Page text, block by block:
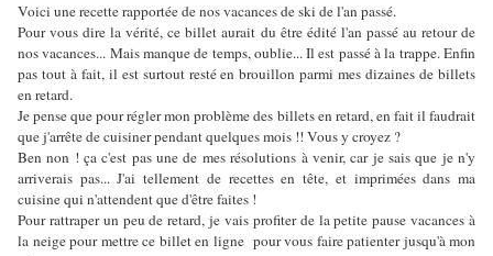
Voici une recette rapportée de nos vacances de ski de l'an passé.
Pour vous dire la vérité, ce billet aurait du être édité l'an passé au retour de
nos vacances... Mais manque de temps, oublie... Il est passé à la trappe. Enfin
pas tout à fait, il est surtout resté en brouillon parmi mes dizaines de billets
en retard.
Je pense que pour régler mon problème des billets en retard, en fait il faudrait
que j'arrête de cuisiner pendant quelques mois !! Vous y croyez ?
Ben non ! ça c'est pas une de mes résolutions à venir, car je sais que je n'y
arriverais pas... J'ai tellement de recettes en tête, et imprimées dans ma
cuisine qui n'attendent que d'être faites !
Pour rattraper un peu de retard, je vais profiter de la petite pause vacances à
la neige pour mettre ce billet en ligne pour vous faire patienter jusqu'à mon